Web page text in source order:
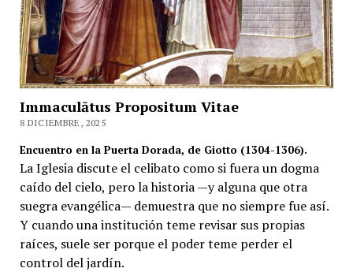
Immaculātus Propositum Vitae
8 DICIEMBRE, 2025
Encuentro en la Puerta Dorada, de Giotto (1304-1306).
La Iglesia discute el celibato como si fuera un dogma
caído del cielo, pero la historia —y alguna que otra
suegra evangélica— demuestra que no siempre fue así.
Y cuando una institución teme revisar sus propias
raíces, suele ser porque el poder teme perder el
control del jardín.